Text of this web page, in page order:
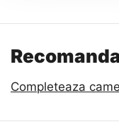
Completeaza